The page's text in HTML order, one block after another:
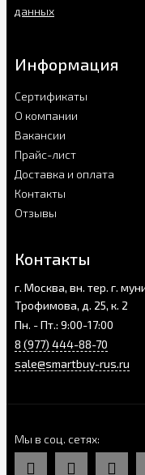
данных
Информация
Сертификаты
О компании
Вакансии
Прайс-лист
Доставка и оплата
Контакты
Отзывы
Контакты
г. Москва, вн. тер. г.
Трофимова, д. 25, к. 2
Пн. - Пт.: 9:00-17:00
8 (977) 444-88-70
sale@smartbuy-rus.ru
Мы в соц. сетях